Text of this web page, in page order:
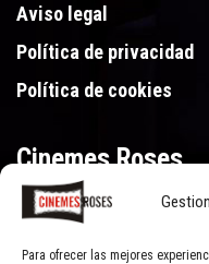
Para ofrecer las mejores
Aviso legal
Política de privacidad
Política de cookies
Cinemes Roses
Gran Via de Pau
972 15 46 46